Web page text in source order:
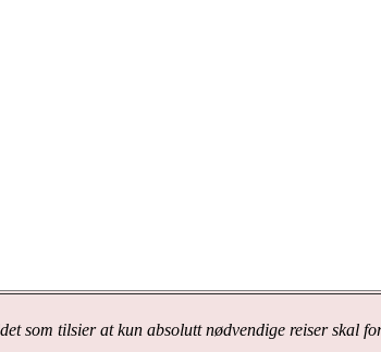
som tilsier at kun absolutt nødvendige reiser skal